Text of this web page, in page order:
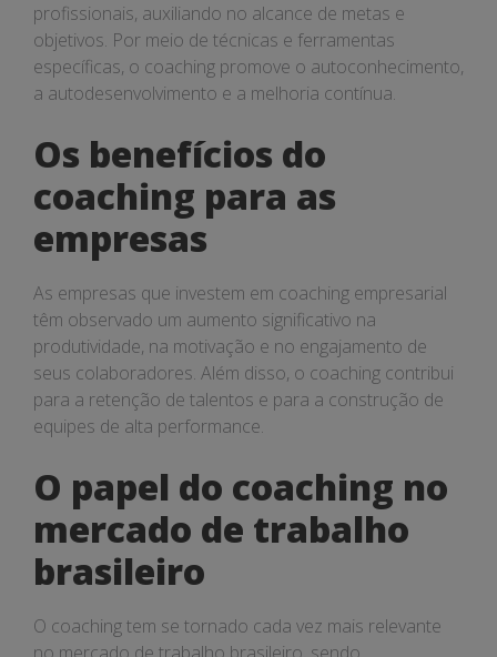
profissionais, auxiliando no alcance de metas e
objetivos. Por meio de técnicas e ferramentas
específicas, o coaching promove o autoconhecimento,
a autodesenvolvimento e a melhoria contínua.
Os benefícios do
coaching para as
empresas
As empresas que investem em coaching empresarial
têm observado um aumento significativo na
produtividade, na motivação e no engajamento de
seus colaboradores. Além disso, o coaching contribui
para a retenção de talentos e para a construção de
equipes de alta performance.
O papel do coaching no
mercado de trabalho
brasileiro
O coaching tem se tornado cada vez mais relevante